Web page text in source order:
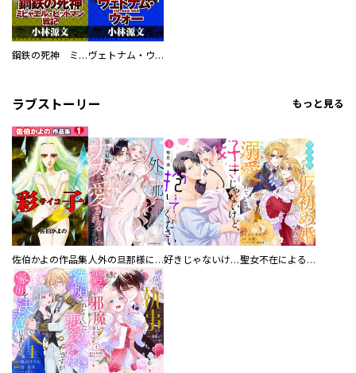
鋼鉄の死神 ミヒャエル・ビットマン戦記 ヴェトナム・ウォー VIETNAM WAR
ラブストーリー もっと見る
佐伯かよの作品集 人外の旦那様に娶られ毎晩ナカまで愛される…。アンソロジー 好きじゃないけど、抱いてください【電子単行本版／特典おまけ付き】 聖女不在による仮初め婚なのに、不器用な王太子に溺愛されています【電子単行本版／特典おまけ付き】